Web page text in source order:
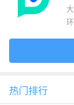
热门排行